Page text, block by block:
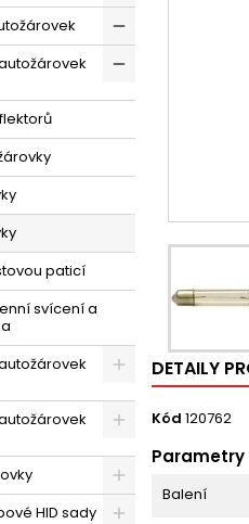
paticí
svícení a
HID sady
DETAILY
Kód 120762
Parametry
Balení